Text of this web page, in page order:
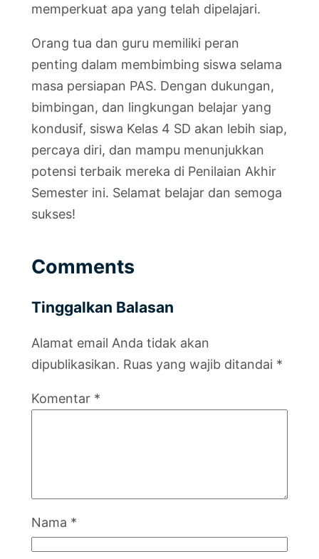
memperkuat apa yang telah dipelajari.
Orang tua dan guru memiliki peran
penting dalam membimbing siswa selama
masa persiapan PAS. Dengan dukungan,
bimbingan, dan lingkungan belajar yang
kondusif, siswa Kelas 4 SD akan lebih siap,
percaya diri, dan mampu menunjukkan
potensi terbaik mereka di Penilaian Akhir
Semester ini. Selamat belajar dan semoga
sukses!
Comments
Tinggalkan Balasan
Alamat email Anda tidak akan
dipublikasikan. Ruas yang wajib ditandai *
Komentar *
Nama *